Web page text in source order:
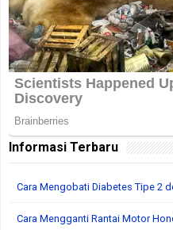
Informasi Terbaru
Cara Mengobati Diabetes Tipe 2
Cara Mengganti Rantai Motor